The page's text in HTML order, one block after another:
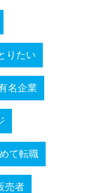
りたい
名企業
て転職
売者